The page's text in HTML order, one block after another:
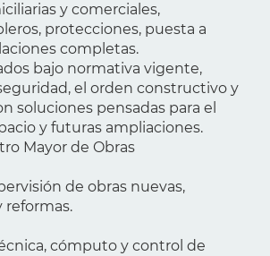
y comerciales,
protecciones, puesta a
completas.
bajo normativa vigente,
el orden constructivo y
soluciones pensadas para el
y futuras ampliaciones.
Mayor de Obras
de obras nuevas,
reformas.
cómputo y control de